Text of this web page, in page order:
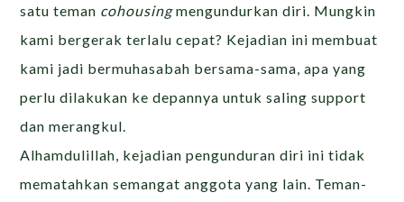
satu teman cohousingmengundurkan diri. Mungkin
kami bergerak terlalu cepat? Kejadian ini membuat
kami jadi bermuhasabah bersama-sama, apa yang
perlu dilakukan ke depannya untuk saling support
dan merangkul.
Alhamdulillah, kejadian pengunduran diri ini tidak
mematahkan semangat anggota yang lain. Teman-